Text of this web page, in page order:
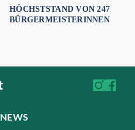
HÖCHSTSTAND VON 247
BÜRGERMEISTERINNEN
NEWS